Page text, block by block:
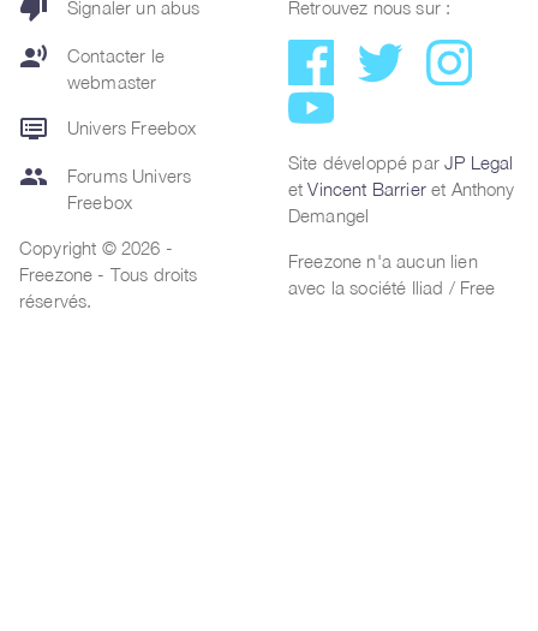
thumb_down Signaler un abus
record_voice_over
Contacter le
webmaster
dvr Univers Freebox
group
Forums Univers
Freebox
Copyright © 2026 -
Freezone - Tous droits
réservés.
Retrouvez nous sur :
Site développé parJP Legal
etVincent Barrieret Anthony
Demangel
Freezone n'a aucun lien
avec la société Iliad / Free